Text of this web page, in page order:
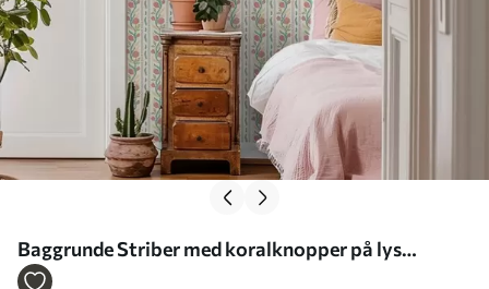
Baggrunde Striber med koralknopper på lys
cremefarvet baggrund Nr. a00816v1